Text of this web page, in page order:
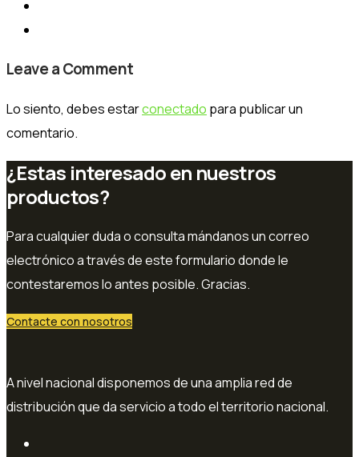
Leave a Comment
Lo siento, debes estarconectado para publicar un
comentario.
¿Estas interesado en nuestros
productos?
Para cualquier duda o consulta mándanos un correo
electrónico a través de este formulario donde le
contestaremos lo antes posible. Gracias.
Contacte con nosotros
A nivel nacional disponemos de una amplia red de
distribución que da servicio a todo el territorio nacional.